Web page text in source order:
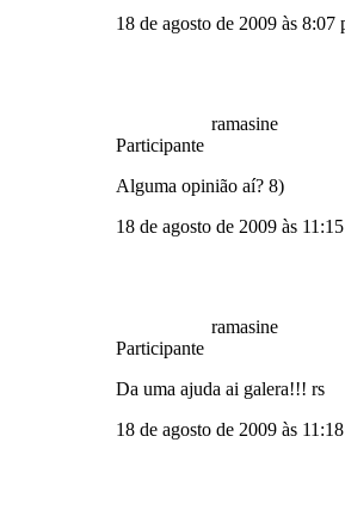
18 de agosto de 2009 às 8:07
ramasine
Participante
Alguma opinião aí? 8)
18 de agosto de 2009 às
ramasine
Participante
Da uma ajuda ai galera!!! rs
18 de agosto de 2009 às